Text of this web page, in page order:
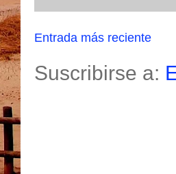
Entrada más reciente
Suscribirse a: